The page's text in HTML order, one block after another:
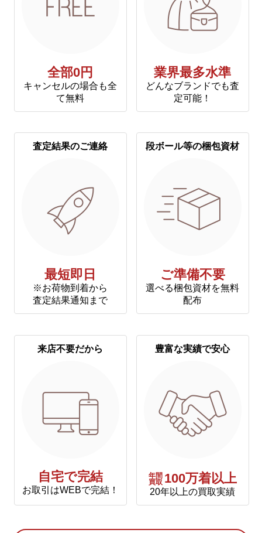
全部0円
キャンセルの場合も全
て無料
業界最多水準
どんなブランドでも査
定可能！
査定結果のご連絡
最短即日
※お荷物到着から
査定結果通知まで
段ボール等の梱包資材
ご準備不要
選べる梱包資材を無料
配布
来店不要だから
自宅で完結
お取引はWEBで完結！
豊富な実績で安心
年間
買取 100万着以上
20年以上の買取実績